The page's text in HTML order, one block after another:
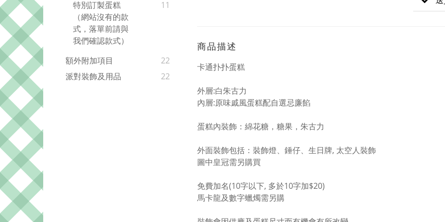
特別訂製蛋糕
（網站沒有的款
式，落單前請與
我們確認款式）
11
額外附加項目
22
派對裝飾及用品
22
商品描述
卡通扑扑蛋糕
外層:白朱古力
內層:原味戚風蛋糕配自選忌廉餡
蛋糕內裝飾：綿花糖，糖果，朱古力
外面裝飾包括：裝飾燈、錘仔、生日牌, 太空人裝飾
圖中皇冠需另購買
免費加名(10字以下, 多於10字加$20)
馬卡龍及數字蠟燭需另購